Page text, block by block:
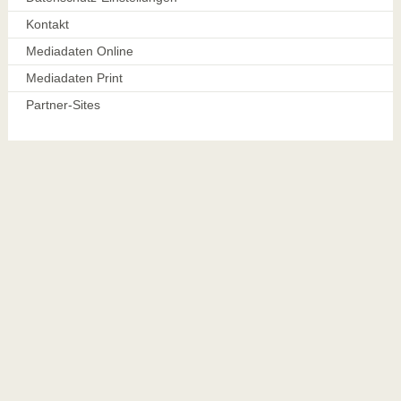
Kontakt
Mediadaten Online
Mediadaten Print
Partner-Sites